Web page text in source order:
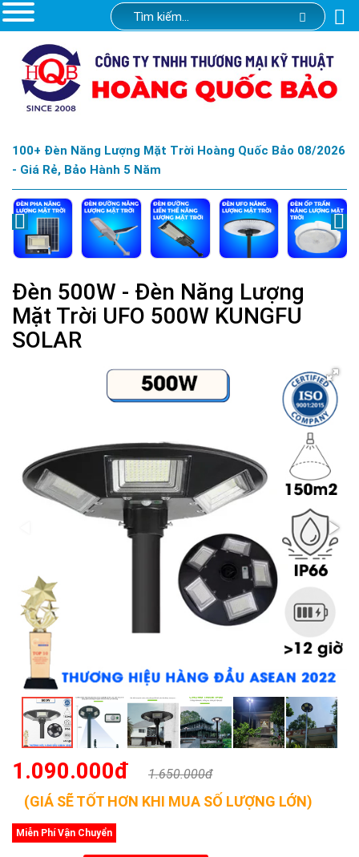
100+ Đèn Năng Lượng Mặt Trời Hoàng Quốc Bảo 08/2026
- Giá Rẻ, Bảo Hành 5 Năm
Đèn 500W - Đèn Năng Lượng
Mặt Trời UFO 500W KUNGFU
SOLAR
1.090.000đ 1.650.000đ
(GIÁ SẼ TỐT HƠN KHI MUA SỐ LƯỢNG LỚN)
Miễn Phí Vận Chuyển